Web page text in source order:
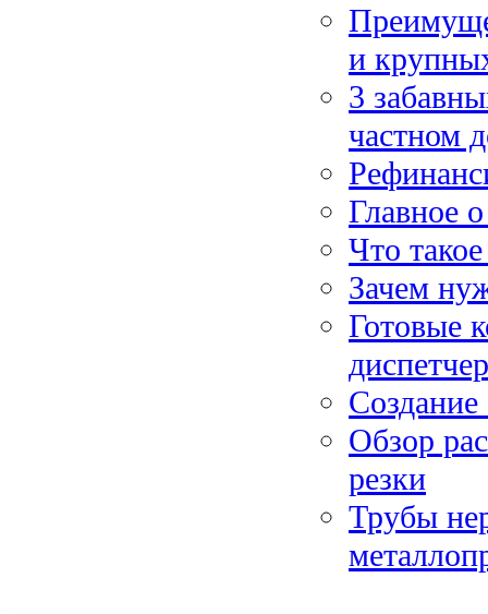
и
3
частном
Главное
Что
Зачем
Готовые
Обзор
резки
Трубы